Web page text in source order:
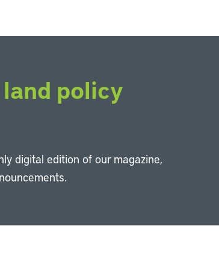
policy
digital edition of our magazine,